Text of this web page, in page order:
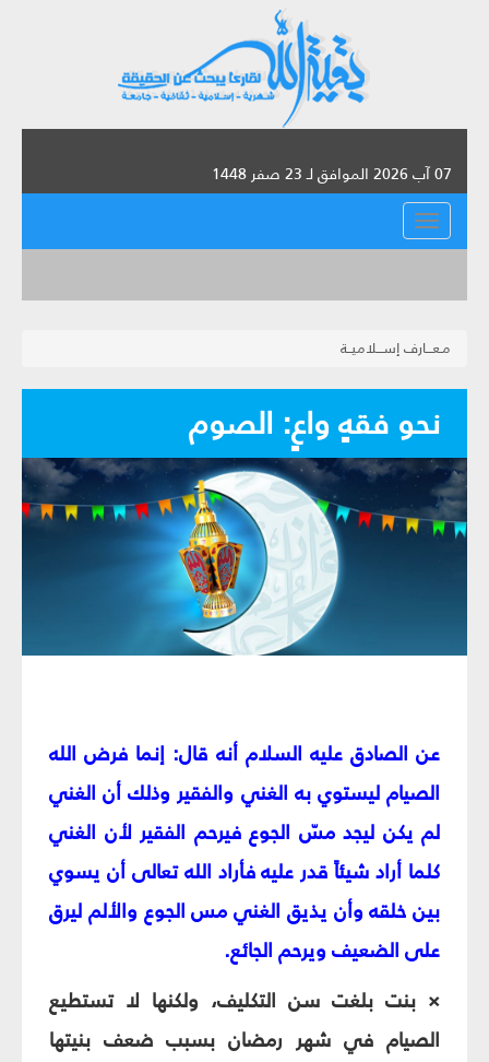
07 آب 2026 الموافق لـ 23 صفر 1448
القائمة
مـعـــارف إســـلاميــة
نحو فقهٍ واعٍ: الصوم
عن الصادق عليه السلام أنه قال: إنما فرض الله
الصيام ليستوي به الغني والفقير وذلك أن الغني
لم يكن ليجد مسّ الجوع فيرحم الفقير لأن الغني
كلما أراد شيئاً قدر عليه فأراد الله تعالى أن يسوي
بين خلقه وأن يذيق الغني مس الجوع والألم ليرق
على الضعيف ويرحم الجائع.
× بنت بلغت سن التكليف، ولكنها لا تستطيع
الصيام في شهر رمضان بسبب ضعف بنيتها